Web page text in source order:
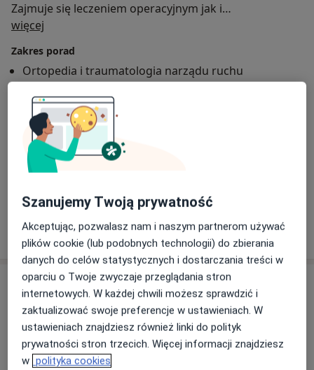
Zajmuje się leczeniem operacyjnym jak i
zachowawczym schorzeń narządu ruchu:
-Protezoplastyka pierwotna i rewizyjna stawu
biodrowego
-Protezoplastyka pierwotna i rewizyjna stawu
kolanowego w tym protezoplastyka zawiasowa przy
niestabilnościach więzadłowych
-Artroskopia stawu kolanowego w tym rekonstrukcja
więzadeł krzyżowych przedniego i tylnego, oraz
więzadeł pobocznych, zabiegi szycia lub usunięcia
uszkodzonych łąkotek ( w zależności od wskazań
medycznych)
-Artroskopia stawu barkowego w tym rekonstrukcja
uszkodzonych ścięgien stożka rotatorów, leczenie
uszkodzeń obrąbka stawowego typu SLAP oraz
zapalenia ścięgna głowy długiej mięśnia dwugłowego
ramienia
-Operacyjne leczenie niestabilności stawu ramiennego
– artroskopowa rekonstrukcja obrąbka stawowego
lub zabiegi kostne (typu Latarjet)
-Korekcja wad nabytych przodostopia (paluch koślawy,
więcej
Zakres porad
Ortopedia i traumatologia narządu ruchu
Główne obszary pomocy
Ból kolana Złamania
Łokieć tenisisty
+5
Pacjenci których przyjmuję
Pokaż więcejo doświadczeniu
Usługi i ceny
Konsultacja ortopedyczna
Od 2 zł Szczegóły
Konsultacja ortopedyczna (kolejna wizyta)
Szanujemy Twoją prywatność
Akceptując, pozwalasz nam i naszym partnerom używać
plików cookie (lub podobnych technologii) do zbierania
danych do celów statystycznych i dostarczania treści w
oparciu o Twoje zwyczaje przeglądania stron
internetowych. W każdej chwili możesz sprawdzić i
zaktualizować swoje preferencje w ustawieniach. W
ustawieniach znajdziesz również linki do polityk
prywatności stron trzecich. Więcej informacji znajdziesz
w polityka cookies